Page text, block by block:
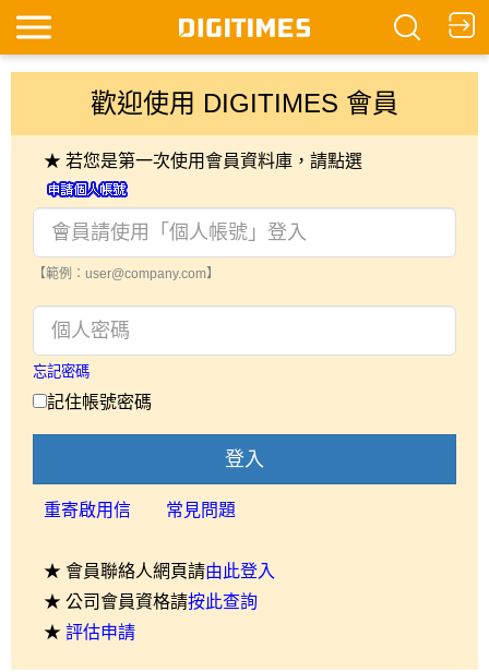
歡迎使用 DIGITIMES 會員
★ 若您是第一次使用會員資料庫，請點選
【範例：user@company.com】
忘記密碼
記住帳號密碼
登入
重寄啟用信 常見問題
★ 會員聯絡人網頁請由此登入
★ 公司會員資格請按此查詢
★ 評估申請